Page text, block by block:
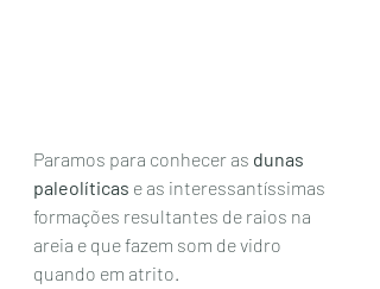
Paramos para conhecer as dunas
paleolíticas e as interessantíssimas
formações resultantes de raios na
areia e que fazem som de vidro
quando em atrito.